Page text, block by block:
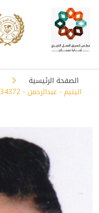
الصفحة الرئيسية
اليتيم - عبدالرحمن - 134372